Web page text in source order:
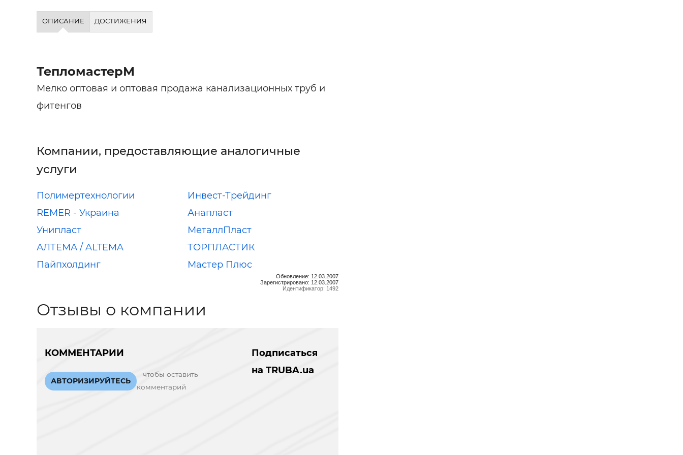
ОПИСАНИЕ ДОСТИЖЕНИЯ
ТепломастерМ
Мелко оптовая и оптовая продажа канализационных труб и
фитенгов
Компании, предоставляющие аналогичные
услуги
Полимертехнологии
Инвест-Трейдинг
REMER - Украина
Анапласт
Унипласт
МеталлПласт
АЛТЕМА / ALTEMA
ТОРПЛАСТИК
Пайпхолдинг
Мастер Плюс
Обновление: 12.03.2007
Зарегистрировано: 12.03.2007
Идентификатор: 1492
Отзывы о компании
КОММЕНТАРИИ
АВТОРИЗИРУЙТЕСЬ
чтобы оставить
комментарий
Подписаться
на TRUBA.ua